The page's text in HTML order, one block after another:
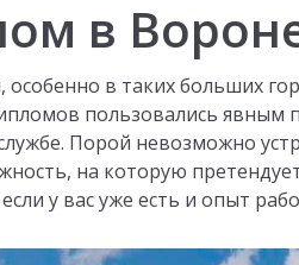
в
в таких больших
пользовались явным
Порой невозможно
на которую
у вас уже есть и опыт